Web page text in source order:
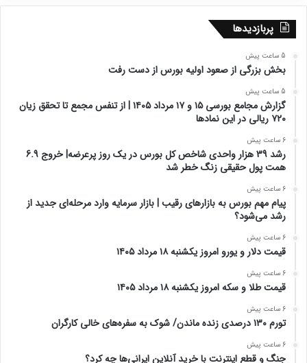
پربازدیدها
5 ساعت پیش
بخش بزرگی از صعود اولیه بورس از دست رفت
5 ساعت پیش
گزارش مجامع بورسی ۱۵ و ۱۷ مرداد ۱۴۰۵ | از تنفس مجمع تا تحقق زیان
۷۲۰ ریالی در این نماد‌ها
6 ساعت پیش
رشد 39 هزار واحدی شاخص کل بورس در یک روز پرعرضه| خروج 6.9
همت پول حقیقی زنگ خطر شد
6 ساعت پیش
پیام مهم بورس به بازارهای رقیب | بازار سرمایه وارد مرحله‌ای جدید از
رشد می‌شود؟
6 ساعت پیش
قیمت دلار و یورو امروز یکشنبه ۱۸ مرداد ۱۴۰۵
6 ساعت پیش
قیمت طلا و سکه امروز یکشنبه ۱۸ مرداد ۱۴۰۵
6 ساعت پیش
تورم ۱۳۰ درصدی زنده ماندن/ شوک به سفره‌های خالی کارگران
6 ساعت پیش
جنگ و قطع اینترنت با خرید آنلاین ایرانی‌ها چه کرد؟